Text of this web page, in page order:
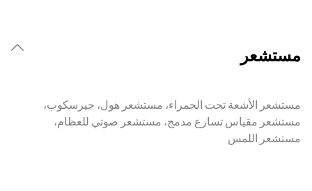
مستشعر
مستشعر الأشعة تحت الحمراء، مستشعر هول، جيرسكوب،
مستشعر مقياس تسارع مدمج، مستشعر صوتي للعظام،
مستشعر اللمس